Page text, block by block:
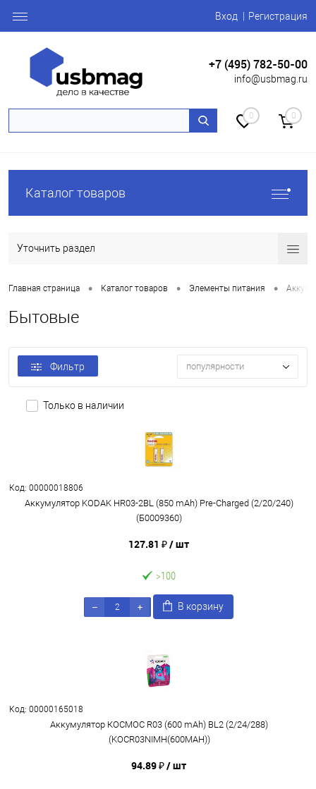
Вход Регистрация
+7 (495) 782-50-00
info@usbmag.ru
0 0
Каталог товаров
Уточнить раздел
Главная страница • Каталог товаров • Элементы питания •
Бытовые
Фильтр популярности
Только в наличии
Код: 00000018806
Аккумулятор KODAK HR03-2BL (850 mAh) Pre-Charged (2/20/240)
(Б0009360)
127.81 ₽/ шт
>100
В корзину
Код: 00000165018
Аккумулятор КОСМОС R03 (600 mAh) BL2 (2/24/288)
(KOCR03NIMH(600MAH))
94.89 ₽/ шт